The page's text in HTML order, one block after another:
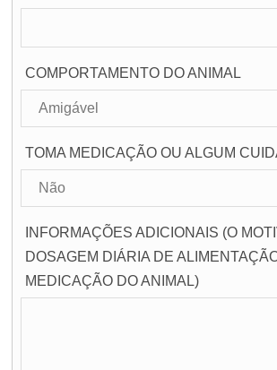
COMPORTAMENTO DO ANIMAL
TOMA MEDICAÇÃO OU ALGUM
INFORMAÇÕES ADICIONAIS (O
DOSAGEM DIÁRIA DE
MEDICAÇÃO DO ANIMAL)